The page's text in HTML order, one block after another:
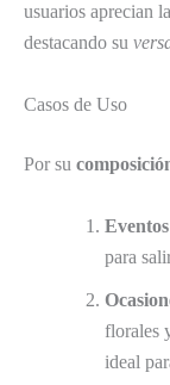
usuarios aprecian la
destacando su
Casos de Uso
Por su
para
florales
ideal